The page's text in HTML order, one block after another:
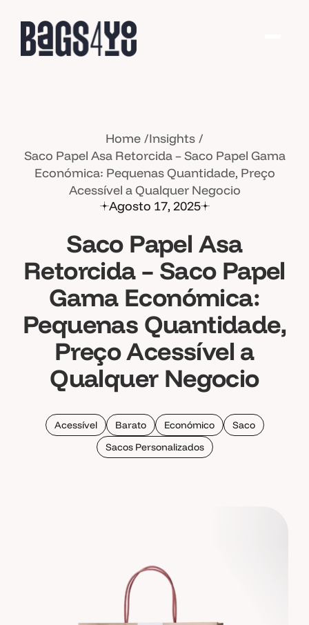
Home Insights
Saco Papel Asa Retorcida – Saco Papel Gama
Económica: Pequenas Quantidade, Preço
Acessível a Qualquer Negocio
Agosto 17, 2025
Saco Papel Asa
Retorcida – Saco Papel
Gama Económica:
Pequenas Quantidade,
Preço Acessível a
Qualquer Negocio
Acessível Barato Económico
Saco
Sacos Personalizados